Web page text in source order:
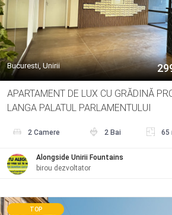
Bucuresti, Unirii
APARTAMENT DE LUX CU GRĂDINĂ
LANGA PALATUL PARLAMENTULUI
2 Camere 2 Bai 65
Alongside Unirii Fountains
birou dezvoltator
TOP